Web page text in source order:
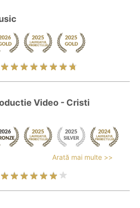
Video - Cristi
Arată mai multe >>